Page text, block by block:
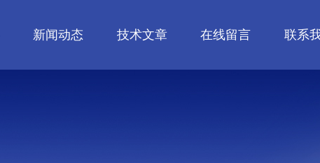
新闻动态 技术文章 在线留言 联系